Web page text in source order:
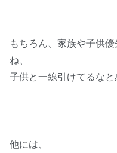
もちろん、家族や子供
ね、
子供と一線引けてるなと
他には、